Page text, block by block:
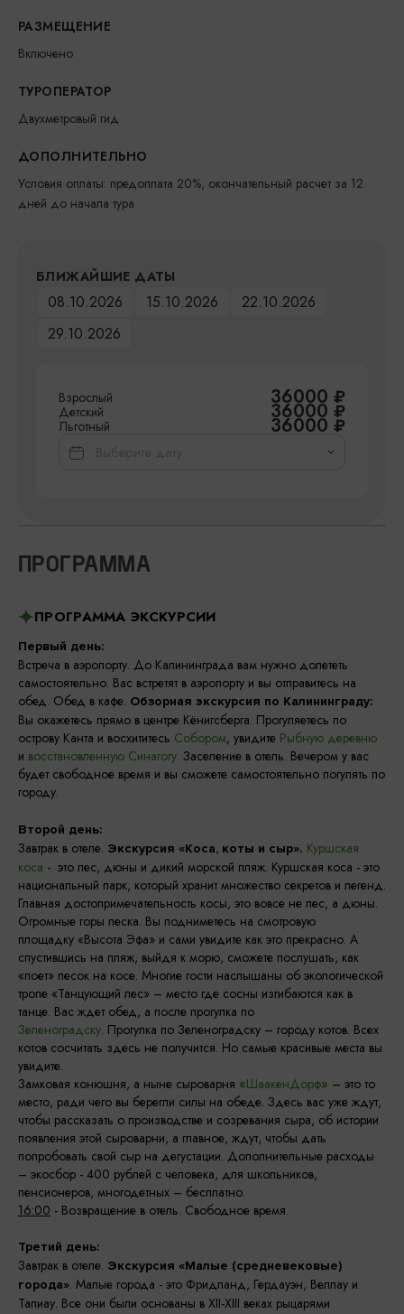
РАЗМЕЩЕНИЕ
Включено
ТУРОПЕРАТОР
Двухметровый гид
ДОПОЛНИТЕЛЬНО
Условия оплаты: предоплата 20%, окончательный расчет за 12
дней до начала тура
БЛИЖАЙШИЕ ДАТЫ
08.10.2026 15.10.2026
22.10.2026
29.10.2026
Взрослый 36000 ₽
Детский 36000 ₽
Льготный 36000 ₽
ПРОГРАММА
ПРОГРАММА ЭКСКУРСИИ
Первый день:
Встреча в аэропорту. До Калининграда вам нужно долететь
самостоятельно. Вас встретят в аэропорту и вы отправитесь на
обед. Обед в кафе. Обзорная экскурсия по Калининграду:
Вы окажетесь прямо в центре Кёнигсберга. Прогуляетесь по
острову Канта и восхититесь Собором, увидите Рыбную деревню
и восстановленную Синагогу. Заселение в отель. Вечером у вас
будет свободное время и вы сможете самостоятельно погулять по
городу.
Второй день:
Завтрак в отеле. Экскурсия «Коса, коты и сыр». Куршская
коса - это лес, дюны и дикий морской пляж. Куршская коса - это
национальный парк, который хранит множество секретов и легенд.
Главная достопримечательность косы, это вовсе не лес, а дюны.
Огромные горы песка. Вы подниметесь на смотровую
площадку «Высота Эфа» и сами увидите как это прекрасно. А
спустившись на пляж, выйдя к морю, сможете послушать, как
«поет» песок на косе. Многие гости наслышаны об экологической
тропе «Танцующий лес» – место где сосны изгибаются как в
танце. Вас ждет обед, а после прогулка по
Зеленоградску. Прогулка по Зеленоградску – городу котов. Всех
котов сосчитать здесь не получится. Но самые красивые места вы
увидите.
Замковая конюшня, а ныне сыроварня «ШаакенДорф» – это то
место, ради чего вы берегли силы на обеде. Здесь вас уже ждут,
чтобы рассказать о производстве и созревания сыра, об истории
появления этой сыроварни, а главное, ждут, чтобы дать
попробовать свой сыр на дегустации. Дополнительные расходы
– экосбор - 400 рублей с человека, для школьников,
пенсионеров, многодетных – бесплатно.
16:00 - Возвращение в отель. Свободное время.
Третий день:
Завтрак в отеле. Экскурсия «Малые (средневековые)
города». Малые города - это Фридланд, Гердауэн, Веллау и
Тапиау. Все они были основаны в XII-XIII веках рыцарями